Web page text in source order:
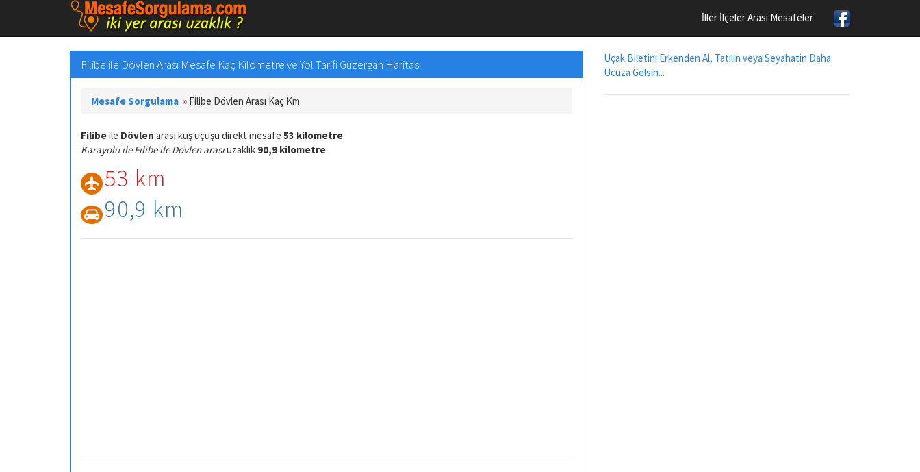
İller İlçeler Arası Mesafeler
Filibe ile Dövlen Arası Mesafe Kaç Kilometre ve Yol Tarifi Güzergah Haritası
Mesafe Sorgulama » Filibe Dövlen Arası Kaç Km
Filibeile Dövlen arası kuş uçuşu direkt mesafe 53 kilometre
Karayolu ile Filibe ile Dövlen arasıuzaklık 90,9 kilometre
53 km
90,9 km
Uçak Biletini Erkenden Al, Tatilin veya Seyahatin Daha
Ucuza Gelsin...